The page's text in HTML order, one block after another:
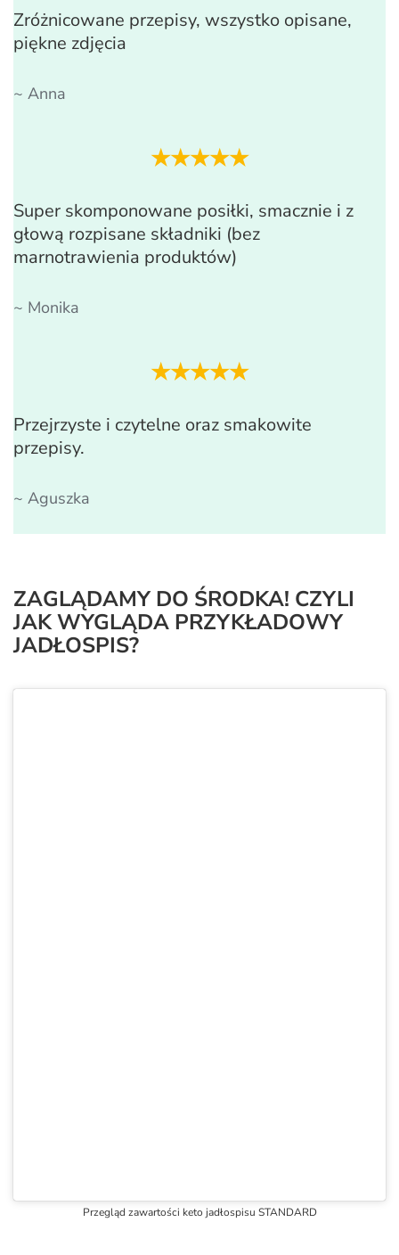
Zróżnicowane przepisy, wszystko opisane,
piękne zdjęcia
~ Anna
★★★★★
Super skomponowane posiłki, smacznie i z
głową rozpisane składniki (bez
marnotrawienia produktów)
~ Monika
★★★★★
Przejrzyste i czytelne oraz smakowite
przepisy.
~ Aguszka
ZAGLĄDAMY DO ŚRODKA! CZYLI
JAK WYGLĄDA PRZYKŁADOWY
JADŁOSPIS?
Przegląd zawartości keto jadłospisu STANDARD